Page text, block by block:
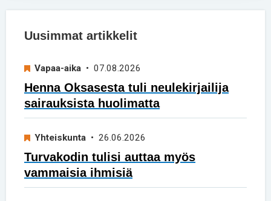
Uusimmat artikkelit
Vapaa-aika • 07.08.2026
Henna Oksasesta tuli neulekirjailija
sairauksista huolimatta
Yhteiskunta • 26.06.2026
Turvakodin tulisi auttaa myös
vammaisia ihmisiä